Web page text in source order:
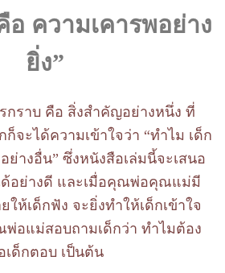
อ ความเคารพอย่าง
ยิ่ง”
ราบ คือ สิ่งสำคัญอย่างหนึ่ง ที่
จะได้ความเข้าใจว่า “ทำไม เด็ก
ย่างอื่น” ซึ่งหนังสือเล่มนี้จะเสนอ
ด้อย่างดี และเมื่อคุณพ่อคุณแม่มี
ให้เด็กฟัง จะยิ่งทำให้เด็กเข้าใจ
อแม่สอบถามเด็กว่า ทำไมต้อง
เด็กตอบ เป็นต้น